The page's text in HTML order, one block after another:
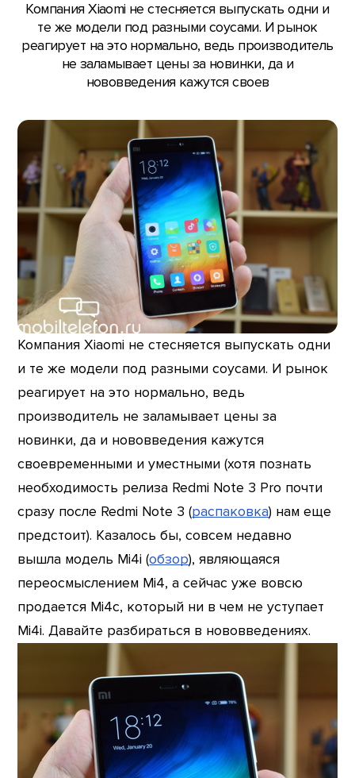
Компания Xiaomi не стесняется выпускать одни и
те же модели под разными соусами. И рынок
реагирует на это нормально, ведь производитель
не заламывает цены за новинки, да и
нововведения кажутся своев
Компания Xiaomi не стесняется выпускать одни
и те же модели под разными соусами. И рынок
реагирует на это нормально, ведь
производитель не заламывает цены за
новинки, да и нововведения кажутся
своевременными и уместными (хотя познать
необходимость релиза Redmi Note 3 Pro почти
сразу после Redmi Note 3 (распаковка) нам еще
предстоит). Казалось бы, совсем недавно
вышла модель Mi4i (обзор), являющаяся
переосмыслением Mi4, а сейчас уже вовсю
продается Mi4c, который ни в чем не уступает
Mi4i. Давайте разбираться в нововведениях.